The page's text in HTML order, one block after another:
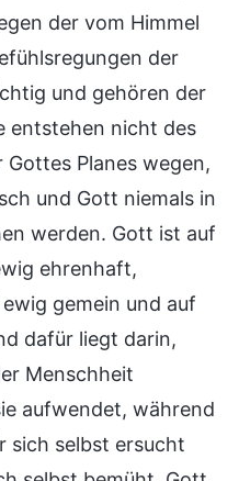
der vom Himmel
der
und gehören der
entstehen nicht des
Planes wegen,
und Gott niemals in
werden. Gott ist auf
ehrenhaft,
gemein und auf
dafür liegt darin,
Menschheit
aufwendet, während
sich selbst ersucht